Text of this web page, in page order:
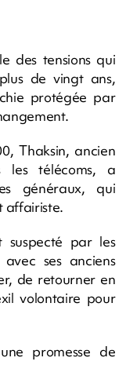
des tensions qui
de vingt ans,
protégée par
Thaksin, ancien
télécoms, a
généraux, qui
affairiste.
suspecté par les
ses anciens
de retourner en
volontaire pour
promesse de